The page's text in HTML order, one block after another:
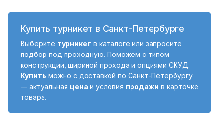
Купить турникет в Санкт-Петербурге
Выберите турникет в каталоге или запросите
подбор под проходную. Поможем с типом
конструкции, шириной прохода и опциями СКУД.
Купить можно с доставкой по Санкт-Петербургу
— актуальная цена и условия продажи в карточке
товара.